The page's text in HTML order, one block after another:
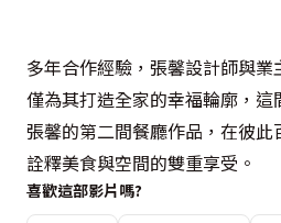
多年合作經驗，張馨設計師與
僅為其打造全家的幸福輪廓，
張馨的第二間餐廳作品，在彼此
詮釋美食與空間的雙重享受。
喜歡這部影片嗎?